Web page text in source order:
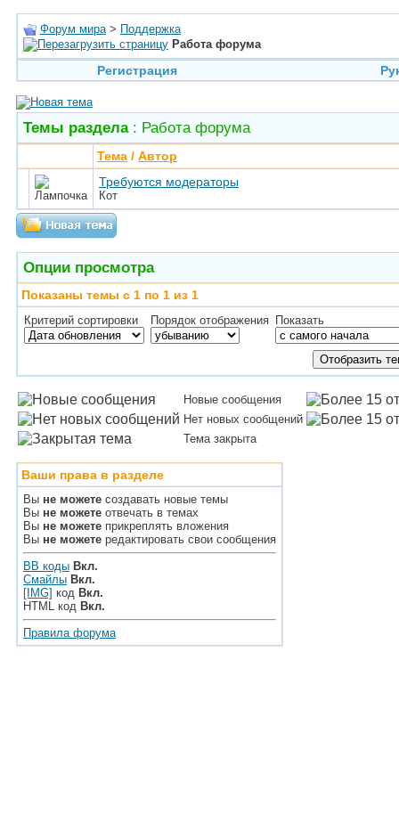
Форум мира > Поддержка
Работа форума
Регистрация
Темы раздела: Работа форума
Тема / Автор
Требуются модераторы
Кот
Опции просмотра
Показаны темы с 1 по 1 из 1
Критерий сортировки Порядок отображения Показать
Новые сообщения
Нет новых сообщений
Тема закрыта
Ваши права в разделе
Вы не можете создавать новые темы
Вы не можете отвечать в темах
Вы не можете прикреплять вложения
Вы не можете редактировать свои сообщения
BB коды Вкл.
Смайлы Вкл.
[IMG] код Вкл.
HTML код Вкл.
Правила форума